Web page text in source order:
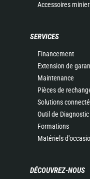
Accessoires
SERVICES
Financement
Extension de
Maintenance
Pièces de
Solutions
Outil de Diagnostic
Formations
Matériels
DÉCOUVREZ-NOUS